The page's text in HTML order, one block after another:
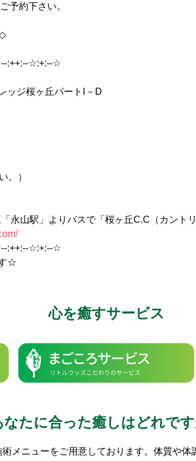
予約下さい。
:++:--☆:+:--☆
桜ヶ丘パートⅠ－D
）
永山駅」よりバスで「桜ヶ丘C.C（カント
:++:--☆:+:--☆
☆
心を癒すサービス
なたに合った癒しはどれです
メニューをご用意しております。体質や体